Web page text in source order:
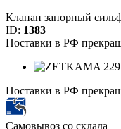
Клапан запорный
ID: 1383
Поставки в РФ
Поставки в РФ
Самовывоз со склада